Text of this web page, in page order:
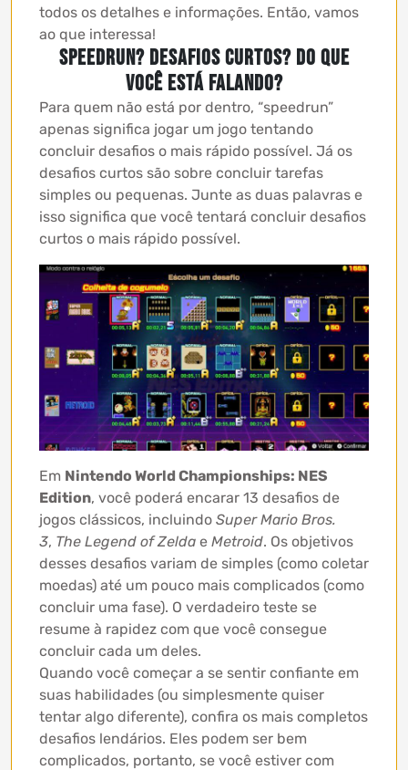
todos os detalhes e informações. Então, vamos
ao que interessa!
Speedrun? Desafios curtos? Do que
você está falando?
Para quem não está por dentro, “speedrun”
apenas significa jogar um jogo tentando
concluir desafios o mais rápido possível. Já os
desafios curtos são sobre concluir tarefas
simples ou pequenas. Junte as duas palavras e
isso significa que você tentará concluir desafios
curtos o mais rápido possível.
Em Nintendo World Championships: NES
Edition, você poderá encarar 13 desafios de
jogos clássicos, incluindo Super Mario Bros.
3, The Legend of Zelda e Metroid. Os objetivos
desses desafios variam de simples (como coletar
moedas) até um pouco mais complicados (como
concluir uma fase). O verdadeiro teste se
resume à rapidez com que você consegue
concluir cada um deles.
Quando você começar a se sentir confiante em
suas habilidades (ou simplesmente quiser
tentar algo diferente), confira os mais completos
desafios lendários. Eles podem ser bem
complicados, portanto, se você estiver com